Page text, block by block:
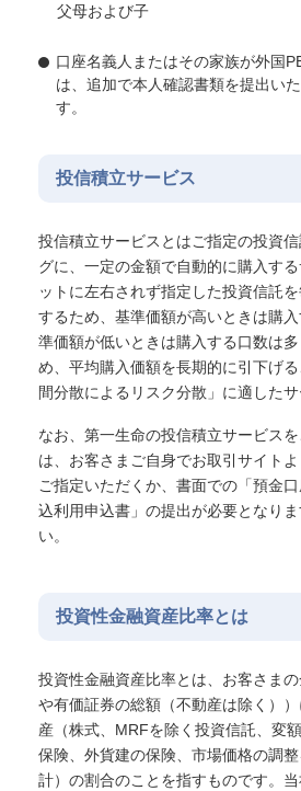
父母および子
口座名義人またはその家族が外国
は、追加で本人確認書類を提出い
す。
投信積立サービス
投信積立サービスとはご指定の投資
グに、一定の金額で自動的に購入す
ットに左右されず指定した投資信託
するため、基準価額が高いときは購
準価額が低いときは購入する口数は
め、平均購入価額を長期的に引下げ
間分散によるリスク分散」に適したサ
なお、第一生命の投信積立サービス
は、お客さまご自身でお取引サイト
ご指定いただくか、書面での「預金
込利用申込書」の提出が必要となり
い。
投資性金融資産比率とは
投資性金融資産比率とは、お客さま
や有価証券の総額（不動産は除く）
産（株式、MRFを除く投資信託、変
保険、外貨建の保険、市場価格の調
計）の割合のことを指すものです。